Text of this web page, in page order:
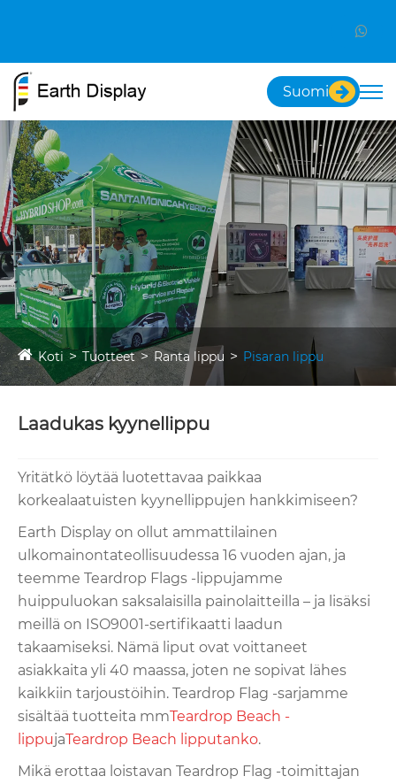
Suomi
Koti Tuotteet Ranta lippu Pisaran lippu
Laadukas kyynellippu
Yritätkö löytää luotettavaa paikkaa
korkealaatuisten kyynellippujen hankkimiseen?
Earth Display on ollut ammattilainen
ulkomainontateollisuudessa 16 vuoden ajan, ja
teemme Teardrop Flags -lippujamme
huippuluokan saksalaisilla painolaitteilla – ja lisäksi
meillä on ISO9001-sertifikaatti laadun
takaamiseksi. Nämä liput ovat voittaneet
asiakkaita yli 40 maassa, joten ne sopivat lähes
kaikkiin tarjoustöihin. Teardrop Flag -sarjamme
sisältää tuotteita mmTeardrop Beach -
lippujaTeardrop Beach lipputanko.
Mikä erottaa loistavan Teardrop Flag -toimittajan